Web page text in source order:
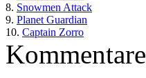
8. Snowmen Attack
9. Planet Guardian
10. Captain Zorro
Kommentare